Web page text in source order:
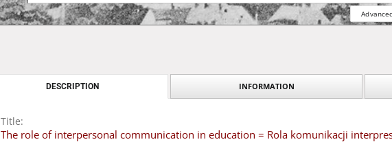
DESCRIPTION INFORMATION
Title:
The role of interpersonal communication in education = Rola komunikacji